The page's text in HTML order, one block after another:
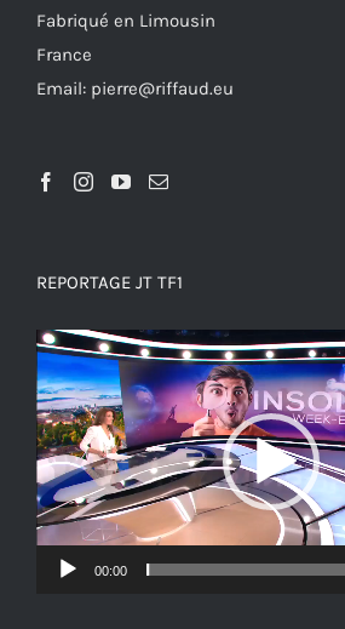
Fabriqué en Limousin
France
Email: pierre@riffaud.eu
REPORTAGE JT TF1
Lecteur
vidéo
00:00